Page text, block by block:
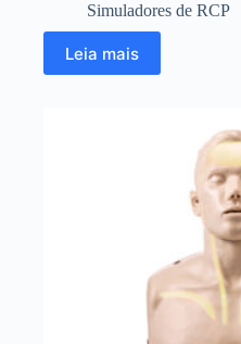
Simuladores de RCP
Leia mais